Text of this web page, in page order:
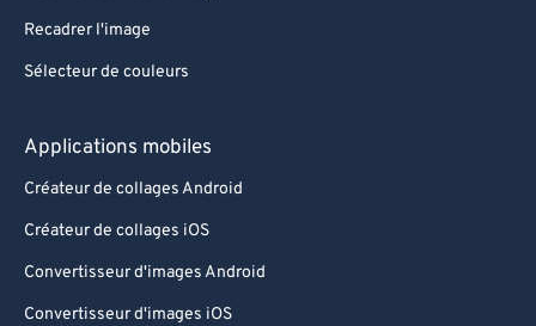
Recadrer l'image
Sélecteur de couleurs
Applications mobiles
Créateur de collages Android
Créateur de collages iOS
Convertisseur d'images Android
Convertisseur d'images iOS